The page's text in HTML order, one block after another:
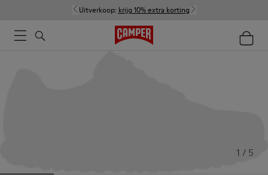
Uitverkoop: krijg 10% extra korting
1 / 5